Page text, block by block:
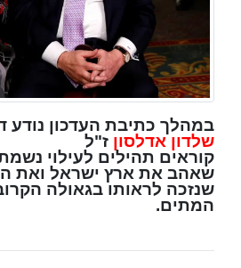
במהלך כתיבת העדכון נודע
שלדון אדלסון ז"ל
קוראים תהילים לעילוי
שאהב את ארץ ישראל ואת
שנזכה לראותו בגאולה
המתים.